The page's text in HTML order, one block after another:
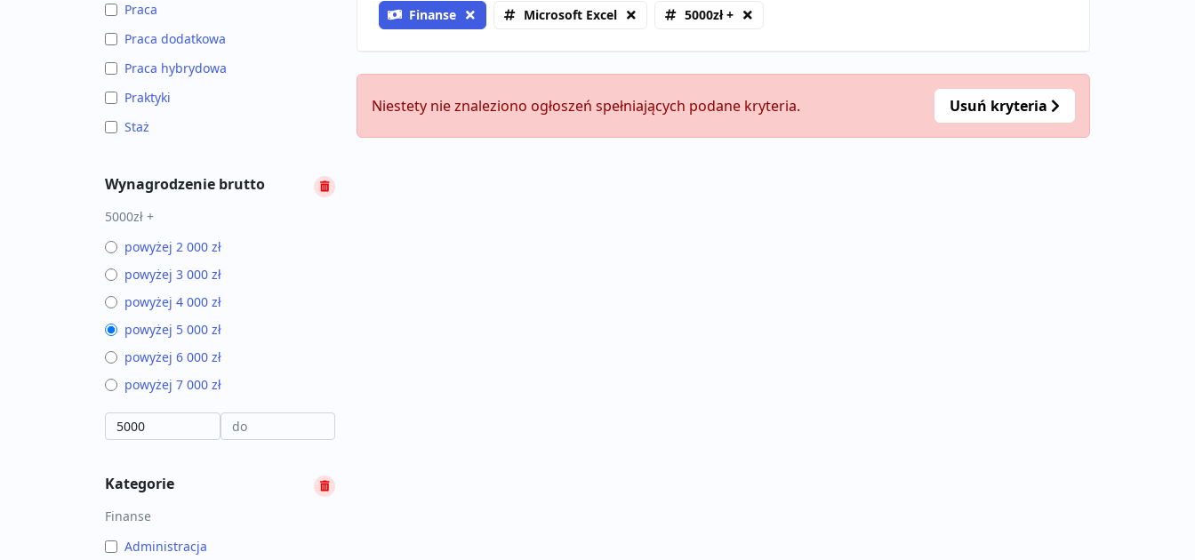
Praca
Praca dodatkowa
Praca hybrydowa
Praktyki
Staż
Wynagrodzenie brutto
5000zł +
powyżej 2 000 zł
powyżej 3 000 zł
powyżej 4 000 zł
powyżej 5 000 zł
powyżej 6 000 zł
powyżej 7 000 zł
Kategorie
Finanse
Administracja
Finanse Microsoft Excel 5000zł +
Niestety nie znaleziono ogłoszeń spełniających podane kryteria. Usuń kryteria